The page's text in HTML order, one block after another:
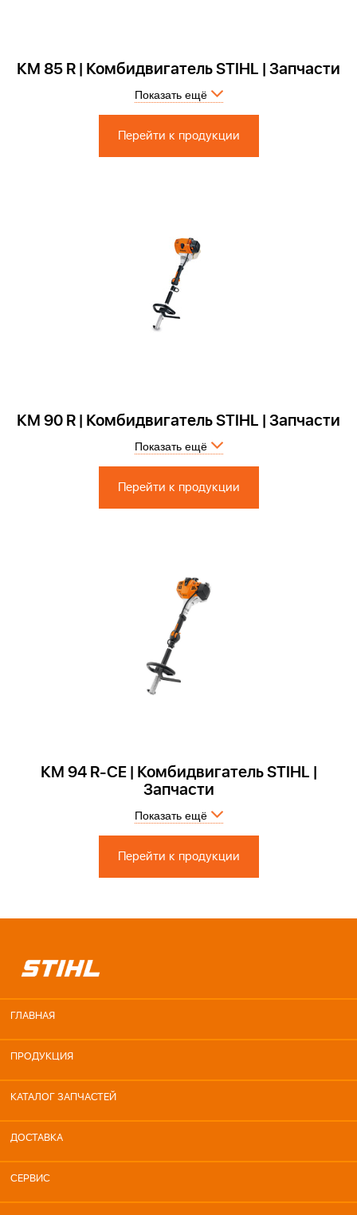
КМ 85 R | Комбидвигатель STIHL | Запчасти
Показать ещё
Перейти к продукции
КМ 90 R | Комбидвигатель STIHL | Запчасти
Запчасти по России и СПБ > Официальный сервисный центр
Показать ещё
Перейти к продукции
КМ 94 R-CE | Комбидвигатель STIHL |
Запчасти
Запчасти по России и СПБ > Официальный сервисный центр
Показать ещё
Перейти к продукции
ГЛАВНАЯ
ПРОДУКЦИЯ
КАТАЛОГ ЗАПЧАСТЕЙ
ДОСТАВКА
СЕРВИС